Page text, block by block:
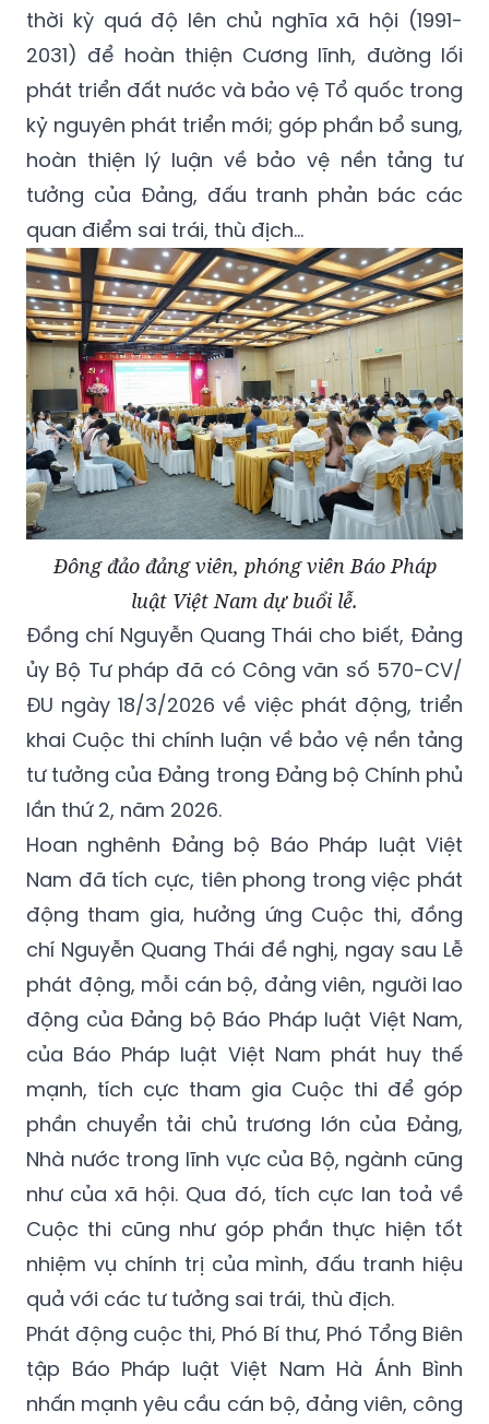
thời kỳ quá độ lên chủ nghĩa xã hội (1991-
2031) để hoàn thiện Cương lĩnh, đường lối
phát triển đất nước và bảo vệ Tổ quốc trong
kỷ nguyên phát triển mới; góp phần bổ sung,
hoàn thiện lý luận về bảo vệ nền tảng tư
tưởng của Đảng, đấu tranh phản bác các
quan điểm sai trái, thù địch…
Đông đảo đảng viên, phóng viên Báo Pháp
luật Việt Nam dự buổi lễ.
Đồng chí Nguyễn Quang Thái cho biết, Đảng
ủy Bộ Tư pháp đã có Công văn số 570-CV/
ĐU ngày 18/3/2026 về việc phát động, triển
khai Cuộc thi chính luận về bảo vệ nền tảng
tư tưởng của Đảng trong Đảng bộ Chính phủ
lần thứ 2, năm 2026.
Hoan nghênh Đảng bộ Báo Pháp luật Việt
Nam đã tích cực, tiên phong trong việc phát
động tham gia, hưởng ứng Cuộc thi, đồng
chí Nguyễn Quang Thái đề nghị, ngay sau Lễ
phát động, mỗi cán bộ, đảng viên, người lao
động của Đảng bộ Báo Pháp luật Việt Nam,
của Báo Pháp luật Việt Nam phát huy thế
mạnh, tích cực tham gia Cuộc thi để góp
phần chuyển tải chủ trương lớn của Đảng,
Nhà nước trong lĩnh vực của Bộ, ngành cũng
như của xã hội. Qua đó, tích cực lan toả về
Cuộc thi cũng như góp phần thực hiện tốt
nhiệm vụ chính trị của mình, đấu tranh hiệu
quả với các tư tưởng sai trái, thù địch.
Phát động cuộc thi, Phó Bí thư, Phó Tổng Biên
tập Báo Pháp luật Việt Nam Hà Ánh Bình
nhấn mạnh yêu cầu cán bộ, đảng viên, công